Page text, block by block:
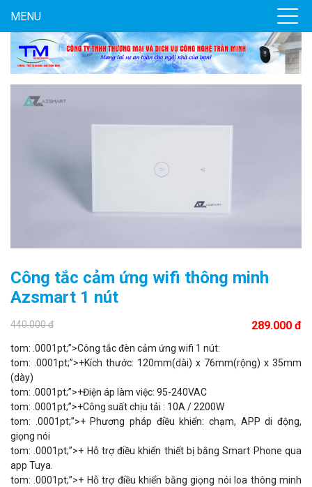
MENU
Công tắc cảm ứng wifi thông minh
Azsmart 1 nút
440.000 đ 289.000 đ
tom: .0001pt;”>Công tắc đèn cảm ứng wifi 1 nút:
tom: .0001pt;”>+Kích thước: 120mm(dài) x 76mm(rộng) x 35mm
(dày)
tom: .0001pt;”>+Điện áp làm việc: 95-240VAC
tom: .0001pt;”>+Công suất chịu tải : 10A / 2200W
tom: .0001pt;”>+ Phương pháp điều khiển: chạm, APP di động,
giọng nói
tom: .0001pt;”>+ Hỗ trợ điều khiển thiết bị bằng Smart Phone qua
app Tuya.
tom: .0001pt;”>+ Hỗ trợ điều khiển bằng giọng nói loa thông minh
MUA NGAY